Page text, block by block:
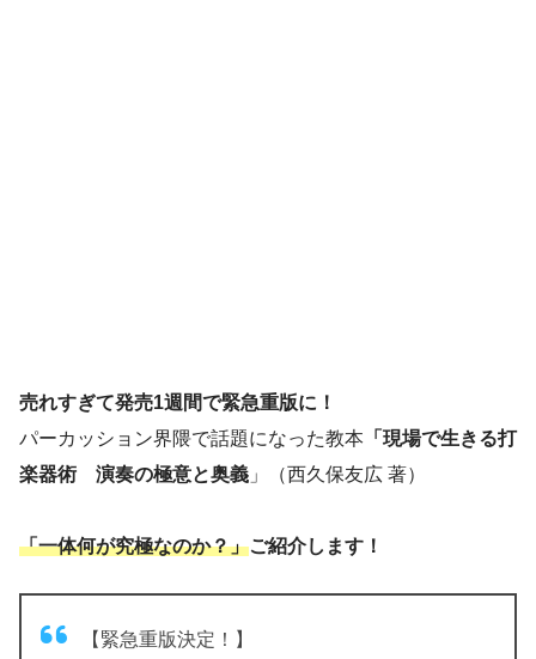
売れすぎて発売1週間で緊急重版に！
パーカッション界隈で話題になった教本 「現場で生きる打
楽器術 演奏の極意と奥義 」（西久保友広 著）
「一体何が究極なのか？」ご紹介します！
【緊急重版決定！】